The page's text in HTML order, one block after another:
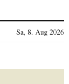
Sa, 8. Aug 2026